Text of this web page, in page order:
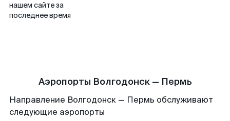
нашем сайте за
последнее время
Аэропорты Волгодонск — Пермь
Направление Волгодонск — Пермь обслуживают
следующие аэропорты